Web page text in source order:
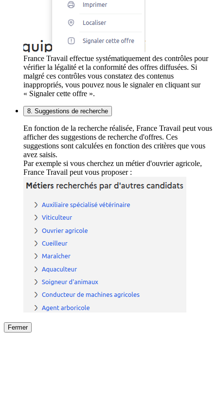
France Travail effectue systématiquement des contrôles pour
vérifier la légalité et la conformité des offres diffusées. Si
malgré ces contrôles vous constatez des contenus
inappropriés, vous pouvez nous le signaler en cliquant sur
« Signaler cette offre ».
8. Suggestions de recherche
En fonction de la recherche réalisée, France Travail peut vous
afficher des suggestions de recherche d'offres. Ces
suggestions sont calculées en fonction des critères que vous
avez saisis.
Par exemple si vous cherchez un métier d'ouvrier agricole,
France Travail peut vous proposer :
Fermer